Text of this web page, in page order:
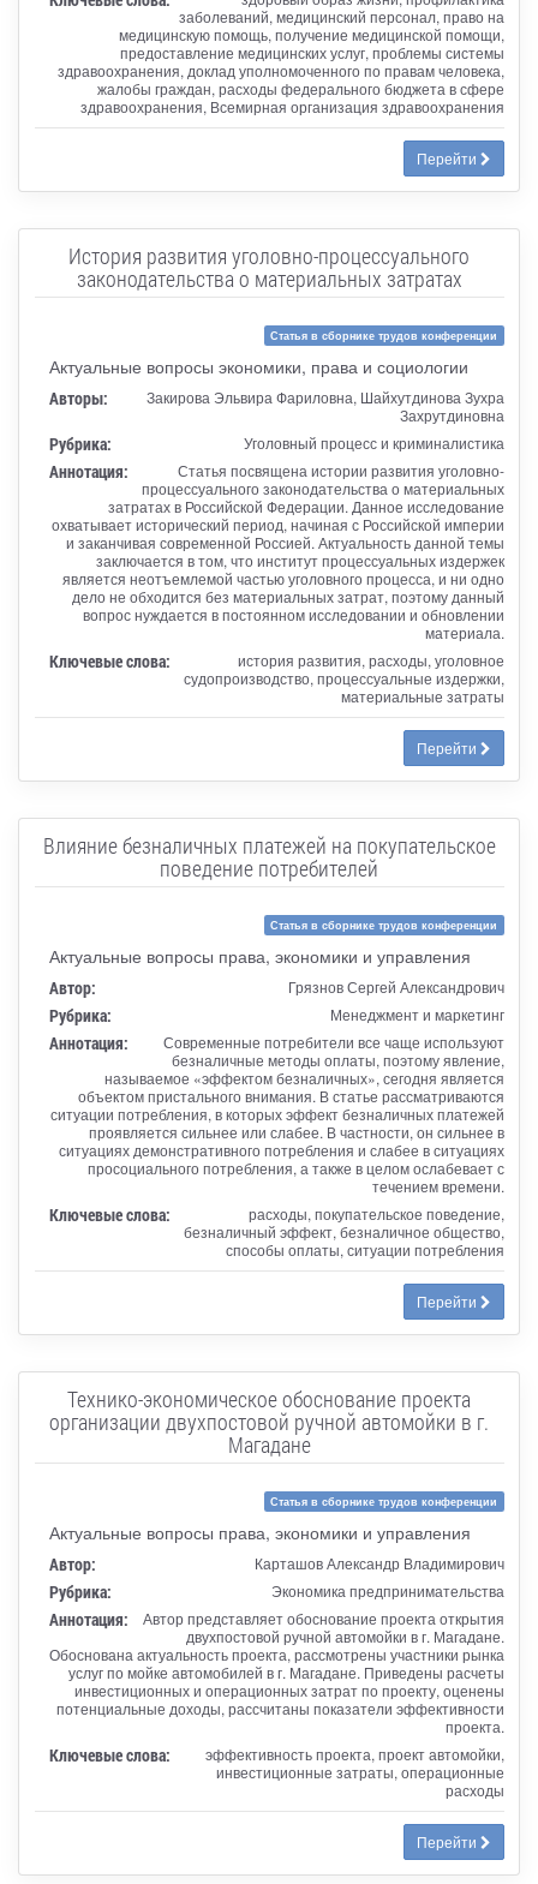
заболеваний, медицинский персонал, право на
медицинскую помощь, получение медицинской помощи,
предоставление медицинских услуг, проблемы системы
здравоохранения, доклад уполномоченного по правам человека,
жалобы граждан, расходы федерального бюджета в сфере
здравоохранения, Всемирная организация здравоохранения
Перейти
История развития уголовно-процессуального
законодательства о материальных затратах
Статья в сборнике трудов конференции
Актуальные вопросы экономики, права и социологии
Авторы:
Закирова Эльвира Фариловна, Шайхутдинова Зухра
Захрутдиновна
Рубрика: Уголовный процесс и криминалистика
Аннотация:
Статья посвящена истории развития уголовно-
процессуального законодательства о материальных
затратах в Российской Федерации. Данное исследование
охватывает исторический период, начиная с Российской империи
и заканчивая современной Россией. Актуальность данной темы
заключается в том, что институт процессуальных издержек
является неотъемлемой частью уголовного процесса, и ни одно
дело не обходится без материальных затрат, поэтому данный
вопрос нуждается в постоянном исследовании и обновлении
материала.
Ключевые слова:
история развития, расходы, уголовное
судопроизводство, процессуальные издержки,
материальные затраты
Перейти
Влияние безналичных платежей на покупательское
поведение потребителей
Статья в сборнике трудов конференции
Актуальные вопросы права, экономики и управления
Автор: Грязнов Сергей Александрович
Рубрика: Менеджмент и маркетинг
Аннотация:
Современные потребители все чаще используют
безналичные методы оплаты, поэтому явление,
называемое «эффектом безналичных», сегодня является
объектом пристального внимания. В статье рассматриваются
ситуации потребления, в которых эффект безналичных платежей
проявляется сильнее или слабее. В частности, он сильнее в
ситуациях демонстративного потребления и слабее в ситуациях
просоциального потребления, а также в целом ослабевает с
течением времени.
Ключевые слова:
расходы, покупательское поведение,
безналичный эффект, безналичное общество,
способы оплаты, ситуации потребления
Перейти
Технико-экономическое обоснование проекта
организации двухпостовой ручной автомойки в г.
Магадане
Статья в сборнике трудов конференции
Актуальные вопросы права, экономики и управления
Автор: Карташов Александр Владимирович
Рубрика: Экономика предпринимательства
Аннотация:
Автор представляет обоснование проекта открытия
двухпостовой ручной автомойки в г. Магадане.
Обоснована актуальность проекта, рассмотрены участники рынка
услуг по мойке автомобилей в г. Магадане. Приведены расчеты
инвестиционных и операционных затрат по проекту, оценены
потенциальные доходы, рассчитаны показатели эффективности
проекта.
Ключевые слова:
эффективность проекта, проект автомойки,
инвестиционные затраты, операционные
расходы
Перейти